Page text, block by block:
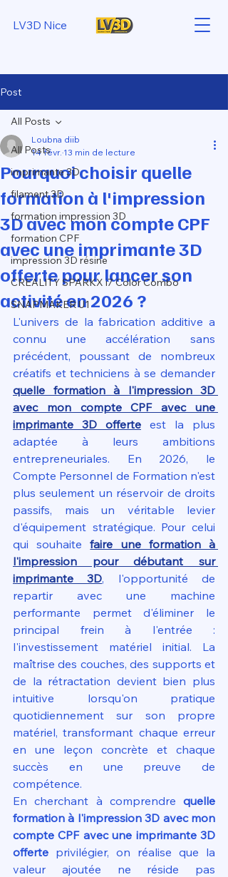
LV3D Nice
Post
All Posts
imprimante 3D
filament 3D
formation impression 3D
formation CPF
impression 3D résine
CREALITY SPARKX i7 Color Combo
SNAPMAKER U1
All Posts
Pourquoi choisir quelle
formation à l'impression
3D avec mon compte CPF
avec une imprimante 3D
offerte pour lancer son
activité en 2026 ?
Loubna diib
14 févr. 13 min de lecture
L'univers de la fabrication additive a
connu une accélération sans
précédent, poussant de nombreux
quelle formation à l'impression 3D
avec mon compte CPF avec une
imprimante 3D offerte est la plus
adaptée à leurs ambitions
entrepreneuriales. En 2026, le
Compte Personnel de Formation n'est
plus seulement un réservoir de droits
passifs, mais un véritable levier
d'équipement stratégique. Pour celui
qui souhaite faire une formation à
l'impression pour débutant sur
imprimante 3D, l'opportunité de
repartir avec une machine
performante permet d'éliminer le
principal frein à l'entrée :
l'investissement matériel initial. La
maîtrise des couches, des supports et
de la rétractation devient bien plus
intuitive lorsqu'on pratique
quotidiennement sur son propre
matériel, transformant chaque erreur
en une leçon concrète et chaque
succès en une preuve de
compétence.
En cherchant à comprendre quelle
formation à l'impression 3D avec mon
compte CPF avec une imprimante 3D
offerte privilégier, on réalise que la
valeur ajoutée ne réside pas